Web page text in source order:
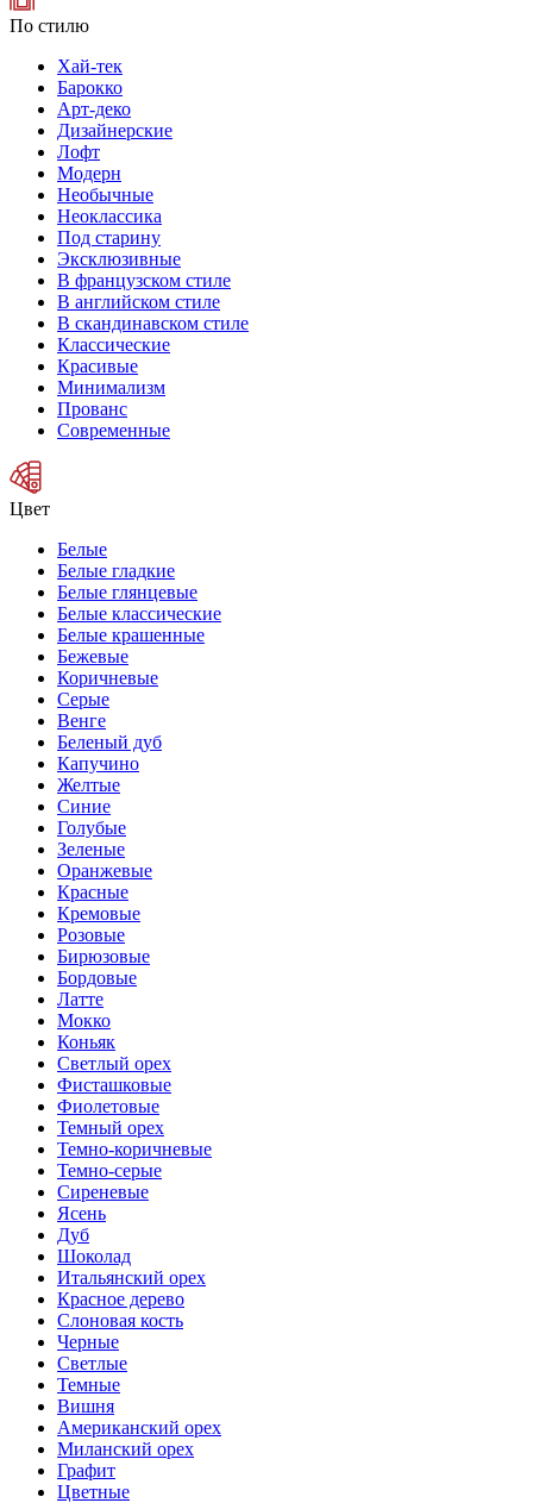
По стилю
Хай-тек
Барокко
Арт-деко
Дизайнерские
Лофт
Модерн
Необычные
Неоклассика
Под старину
Эксклюзивные
В французском стиле
В английском стиле
В скандинавском стиле
Классические
Красивые
Минимализм
Прованс
Современные
Цвет
Белые
Белые гладкие
Белые глянцевые
Белые классические
Белые крашенные
Бежевые
Коричневые
Серые
Венге
Беленый дуб
Капучино
Желтые
Синие
Голубые
Зеленые
Оранжевые
Красные
Кремовые
Розовые
Бирюзовые
Бордовые
Латте
Мокко
Коньяк
Светлый орех
Фисташковые
Фиолетовые
Темный орех
Темно-коричневые
Темно-серые
Сиреневые
Ясень
Дуб
Шоколад
Итальянский орех
Красное дерево
Слоновая кость
Черные
Светлые
Темные
Вишня
Американский орех
Миланский орех
Графит
Цветные